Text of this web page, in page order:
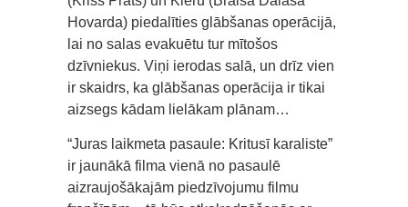
Hovarda) piedalīties glābšanas operācijā,
lai no salas evakuētu tur mītošos
dzīvniekus. Viņi ierodas salā, un drīz vien
ir skaidrs, ka glābšanas operācija ir tikai
aizsegs kādam lielākam plānam…
“Juras laikmeta pasaule: Kritusī karaliste”
ir jaunākā filma vienā no pasaulē
aizraujošākajām piedzīvojumu filmu